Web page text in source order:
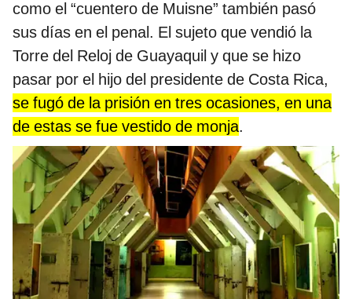
como el “cuentero de Muisne” también pasó
sus días en el penal. El sujeto que vendió la
Torre del Reloj de Guayaquil y que se hizo
pasar por el hijo del presidente de Costa Rica,
se fugó de la prisión en tres ocasiones, en una
de estas se fue vestido de monja.